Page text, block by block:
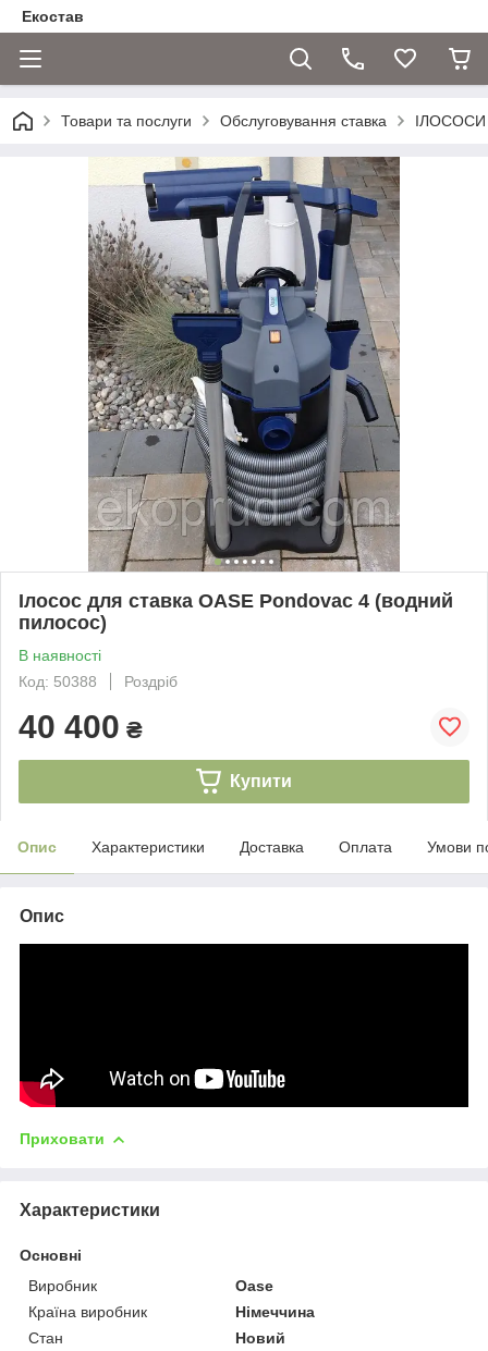
Екостав
Товари та послуги Обслуговування ставка
Ілосос для ставка OASE Pondovac 4 (водний
пилосос)
В наявності
Код: 50388
Роздріб
40 400 ₴
Купити
Опис Характеристики Доставка Оплата Умови
Опис
Приховати
Характеристики
Основні
Виробник
Oase
Країна виробник
Німеччина
Стан
Новий